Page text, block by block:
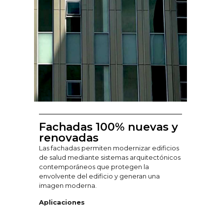
Fachadas 100% nuevas y
renovadas
Las fachadas permiten modernizar edificios
de salud mediante sistemas arquitectónicos
contemporáneos que protegen la
envolvente del edificio y generan una
imagen moderna.
Aplicaciones